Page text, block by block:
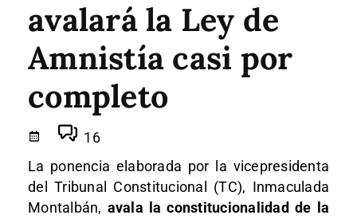
avalará la Ley de
Amnistía casi por
completo
16
La ponencia elaborada por la vicepresidenta
del Tribunal Constitucional (TC), Inmaculada
Montalbán, avala la constitucionalidad de la